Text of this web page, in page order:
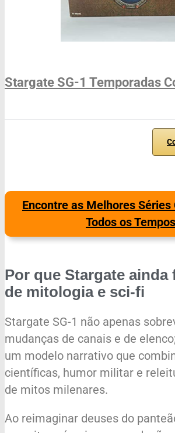
Stargate SG-1 Temporadas
Encontre as Melhores Séries
Todos os Tempos
Por que Stargate ainda
de mitologia e sci-fi
Stargate SG-1 não apenas
mudanças de canais e de
um modelo narrativo que
científicas, humor militar e
de mitos milenares.
Ao reimaginar deuses do